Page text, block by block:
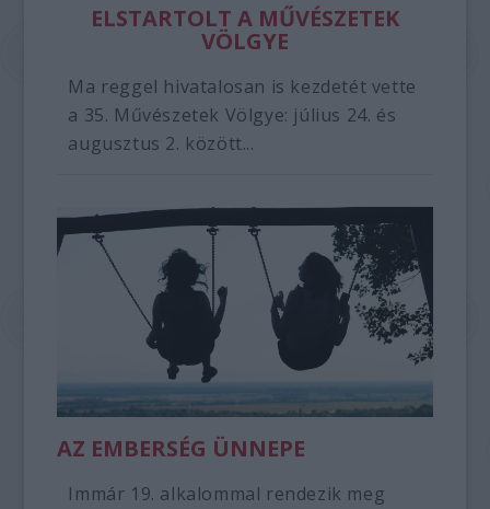
ELSTARTOLT A MŰVÉSZETEK
VÖLGYE
Ma reggel hivatalosan is kezdetét vette
a 35. Művészetek Völgye: július 24. és
augusztus 2. között...
AZ EMBERSÉG ÜNNEPE
Immár 19. alkalommal rendezik meg